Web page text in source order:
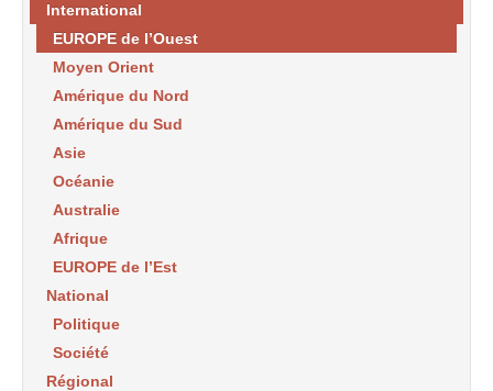
International
EUROPE de l’Ouest
Moyen Orient
Amérique du Nord
Amérique du Sud
Asie
Océanie
Australie
Afrique
EUROPE de l’Est
National
Politique
Société
Régional